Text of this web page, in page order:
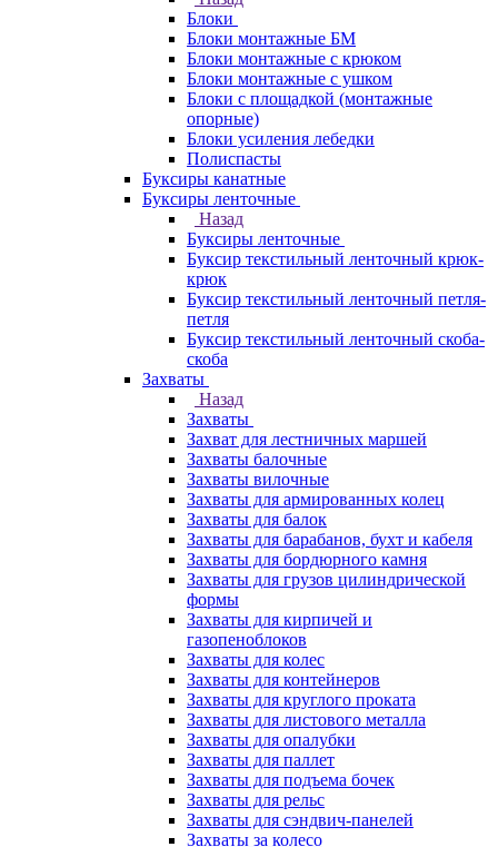
Блоки
Блоки монтажные БМ
Блоки монтажные с крюком
Блоки монтажные с ушком
Блоки с площадкой (монтажные
опорные)
Блоки усиления лебедки
Полиспасты
Буксиры канатные
Буксиры ленточные
Назад
Буксиры ленточные
Буксир текстильный ленточный крюк-
крюк
Буксир текстильный ленточный петля-
петля
Буксир текстильный ленточный скоба-
скоба
Захваты
Назад
Захваты
Захват для лестничных маршей
Захваты балочные
Захваты вилочные
Захваты для армированных колец
Захваты для балок
Захваты для барабанов, бухт и кабеля
Захваты для бордюрного камня
Захваты для грузов цилиндрической
формы
Захваты для кирпичей и
газопеноблоков
Захваты для колес
Захваты для контейнеров
Захваты для круглого проката
Захваты для листового металла
Захваты для опалубки
Захваты для паллет
Захваты для подъема бочек
Захваты для рельс
Захваты для сэндвич-панелей
Захваты за колесо